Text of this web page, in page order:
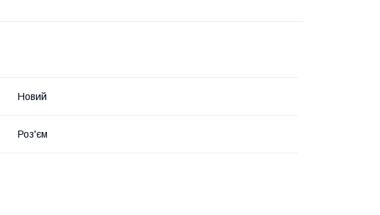
Новий
Роз'єм